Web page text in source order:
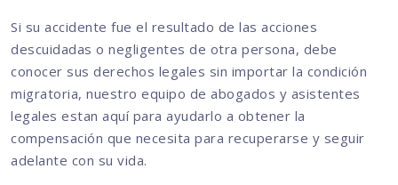
Si su accidente fue el resultado de las acciones
descuidadas o negligentes de otra persona, debe
conocer sus derechos legales sin importar la condición
migratoria, nuestro equipo de abogados y asistentes
legales estan aquí para ayudarlo a obtener la
compensación que necesita para recuperarse y seguir
adelante con su vida.